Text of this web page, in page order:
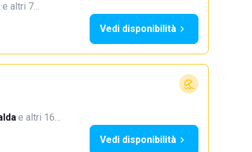
·e altri 7…
Vedi disponibilità
·e altri 16…
Vedi disponibilità